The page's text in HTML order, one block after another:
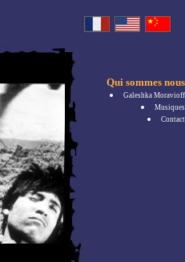
Qui sommes nous
Galeshka Moravioff
Musiques
Contact